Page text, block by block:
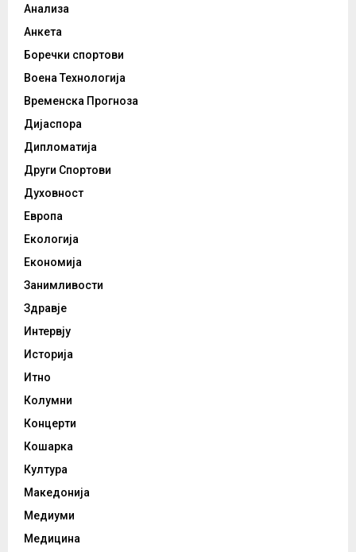
Анализа
Анкета
Боречки спортови
Воена Технологија
Временска Прогноза
Дијаспора
Дипломатија
Други Спортови
Духовност
Европа
Екологија
Економија
Занимливости
Здравје
Интервју
Историја
Итно
Колумни
Концерти
Кошарка
Култура
Македонија
Медиуми
Медицина